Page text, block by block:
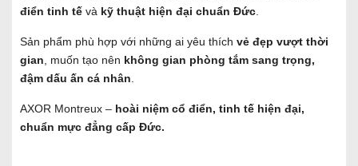
điển tinh tế và kỹ thuật hiện đại chuẩn Đức
Sản phẩm phù hợp với những ai yêu thích vẻ đẹp vượt thời
gian , muốn tạo nên không gian phòng tắm sang trọng,
đậm dấu ấn cá nhân
AXOR Montreux – hoài niệm cổ điển, tinh tế hiện đại,
chuẩn mực đẳng cấp Đức.